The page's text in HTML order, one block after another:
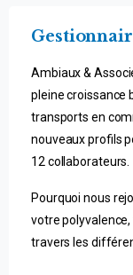
Ambiaux &
pleine croissance
transports en
nouveaux profils
12 collaborateurs.
Pourquoi nous
votre
travers les